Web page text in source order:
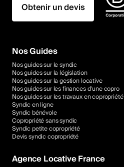
Obtenir un devis
Nos Guides
Nos guides sur le syndic
Nos guides sur la législation
Nos guides sur la gestion locative
Nos guides sur les finances d'une copro
Nos guides sur les travaux en copropriété
Syndic en ligne
Syndic bénévole
Copropriété sans syndic
Syndic petite copropriété
Devis syndic copropriété
Agence Locative France